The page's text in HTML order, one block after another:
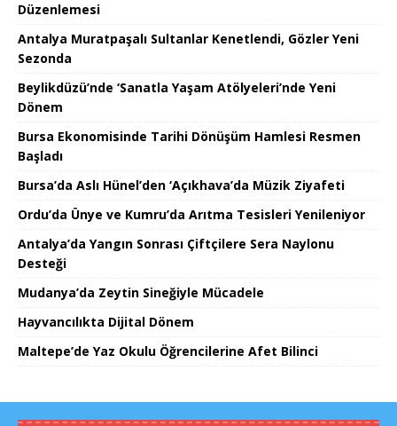
Düzenlemesi
Antalya Muratpaşalı Sultanlar Kenetlendi, Gözler Yeni
Sezonda
Beylikdüzü’nde ‘Sanatla Yaşam Atölyeleri’nde Yeni
Dönem
Bursa Ekonomisinde Tarihi Dönüşüm Hamlesi Resmen
Başladı
Bursa’da Aslı Hünel’den ‘Açıkhava’da Müzik Ziyafeti
Ordu’da Ünye ve Kumru’da Arıtma Tesisleri Yenileniyor
Antalya’da Yangın Sonrası Çiftçilere Sera Naylonu
Desteği
Mudanya’da Zeytin Sineğiyle Mücadele
Hayvancılıkta Dijital Dönem
Maltepe’de Yaz Okulu Öğrencilerine Afet Bilinci